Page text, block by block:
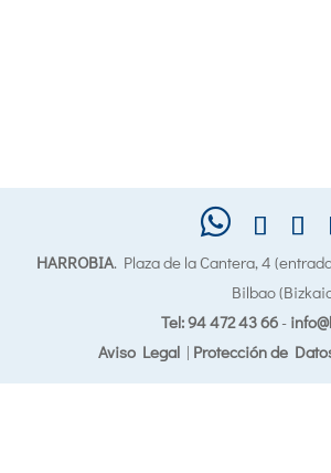
HARROBIA. Plaza de la Cantera, 4
Bilbao
Tel: 94 472 43 66-
Aviso Legal| Protección de